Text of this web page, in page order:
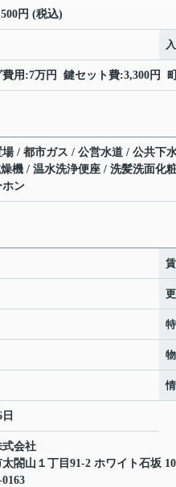
円 (税込)
用:7万円 鍵セット費:3,300円
/ 都市ガス / 公営水道 / 公共下
機 / 温水洗浄便座 / 洗髪洗面化
ホン
会社
閤山１丁目91-2 ホワイト石坂